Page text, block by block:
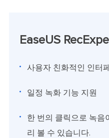
EaseUS
사용자 친화적인 인터
일정 녹화 기능 지원
한 번의 클릭으로 녹음
리 볼 수 있습니다.